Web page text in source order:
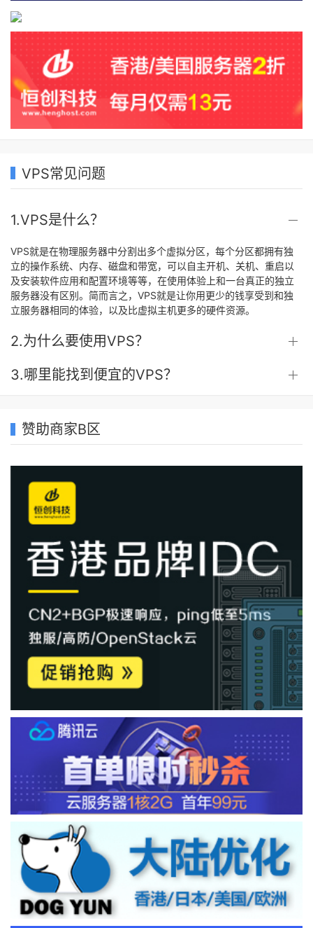
VPS常见问题
1.VPS是什么？
VPS就是在物理服务器中分割出多个虚拟分区，每个分区都拥有独
立的操作系统、内存、磁盘和带宽，可以自主开机、关机、重启以
及安装软件应用和配置环境等等，在使用体验上和一台真正的独立
服务器没有区别。简而言之，VPS就是让你用更少的钱享受到和独
立服务器相同的体验，以及比虚拟主机更多的硬件资源。
2.为什么要使用VPS？
3.哪里能找到便宜的VPS？
赞助商家B区